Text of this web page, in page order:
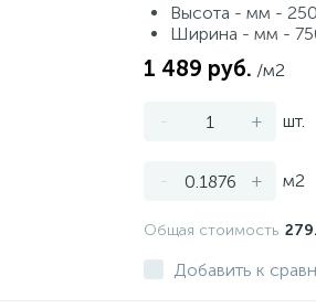
Высота - мм - 250
Ширина - мм -
1 489 руб. /м2
- + шт.
- + м2
Общая стоимость
Добавить к